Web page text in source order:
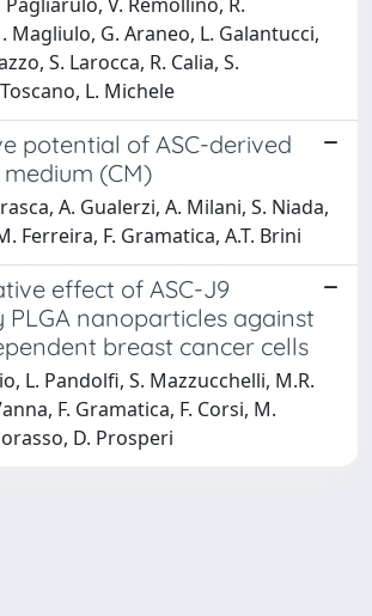
Magliulo, G. Araneo, L. Galantucci,
S. Larocca, R. Calia, S.
L. Michele
potential of ASC-derived
(CM)
A. Gualerzi, A. Milani, S. Niada,
Ferreira, F. Gramatica, A.T. Brini
effect of ASC-J9
PLGA nanoparticles against
breast cancer cells
L. Pandolfi, S. Mazzucchelli, M.R.
F. Gramatica, F. Corsi, M.
D. Prosperi